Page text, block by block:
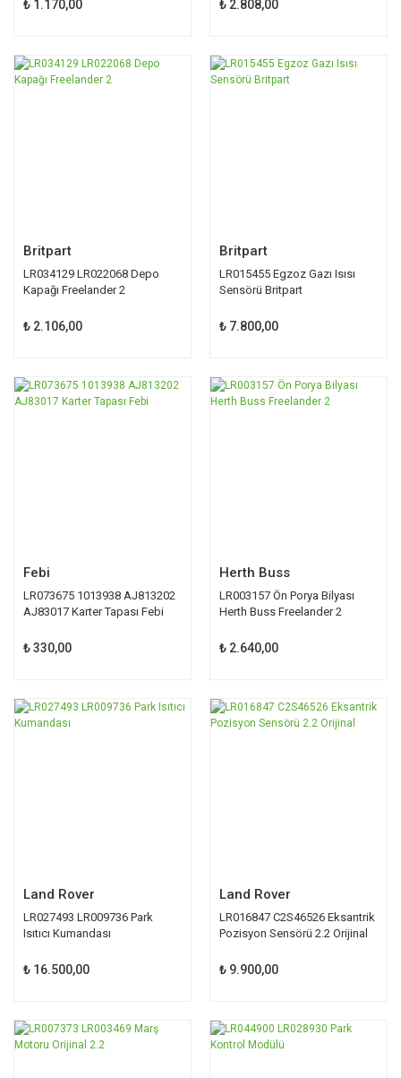
₺ 1.170,00 ₺ 2.808,00
Britpart
LR034129 LR022068 Depo
Kapağı Freelander 2
₺ 2.106,00
Britpart
LR015455 Egzoz Gazı Isısı
Sensörü Britpart
₺ 7.800,00
Febi
LR073675 1013938 AJ813202
AJ83017 Karter Tapası Febi
₺ 330,00
Herth Buss
LR003157 Ön Porya Bilyası
Herth Buss Freelander 2
₺ 2.640,00
Land Rover
LR027493 LR009736 Park
Isıtıcı Kumandası
₺ 16.500,00
Land Rover
LR016847 C2S46526 Eksantrik
Pozisyon Sensörü 2.2 Orijinal
₺ 9.900,00